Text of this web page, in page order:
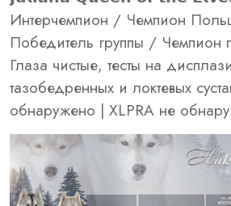
Интерчемпион / Чемпион
Победитель группы / Чемпион
Глаза чистые, тесты на
тазобедренных и локтевых
обнаружено | XLPRA не